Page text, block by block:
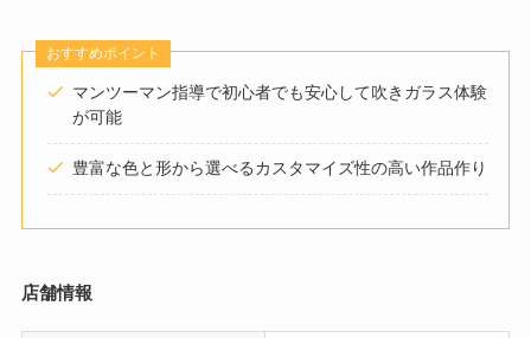
おすすめポイント
マンツーマン指導で初心者でも安心して吹きガラス体験
が可能
豊富な色と形から選べるカスタマイズ性の高い作品作り​
店舗情報